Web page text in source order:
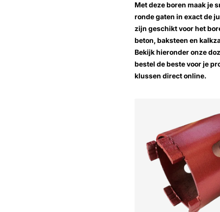
Met deze boren maak je
ronde gaten in exact de
zijn geschikt voor het
beton, baksteen en
Bekijk hieronder onze
bestel de beste voor je
klussen direct online.